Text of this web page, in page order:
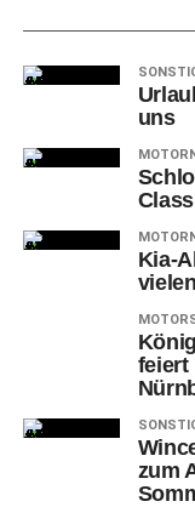
Kräfte für
zweiten
einwechselte.
uns
Kia-
feiert
zum